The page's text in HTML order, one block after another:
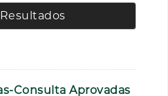
Consulta Aprovadas